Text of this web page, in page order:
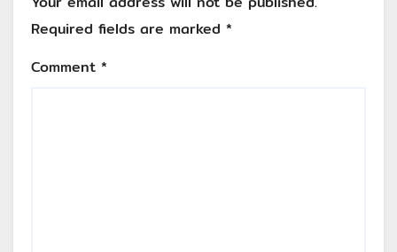
Required fields are marked *
Comment *